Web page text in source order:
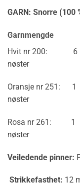
GARN: Snorre (100
Garnmengde
Hvit nr
nøster
Oransje nr
nøster
Rosa nr
nøster
Veiledende pinner:
Strikkefasthet: 12